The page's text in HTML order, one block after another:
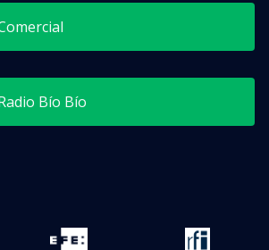
Bío Bío